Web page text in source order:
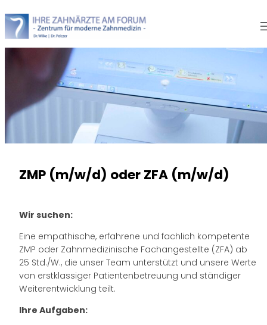
Zum
Inhalt
springen
ZMP (m/w/d) oder ZFA (m/w/d)
Wir suchen:
Eine empathische, erfahrene und fachlich kompetente
ZMP oder Zahnmedizinische Fachangestellte (ZFA) ab
25 Std./W., die unser Team unterstützt und unsere Werte
von erstklassiger Patientenbetreuung und ständiger
Weiterentwicklung teilt.
Ihre Aufgaben: